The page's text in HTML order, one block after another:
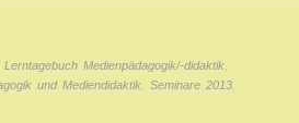
Lerntagebuch Medienpädagogik/-didaktik
und Mediendidaktik Seminare 2013